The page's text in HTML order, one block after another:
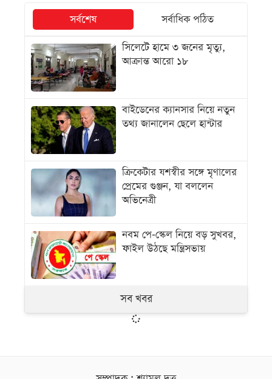
সর্বশেষ
সর্বাধিক পঠিত
সিলেটে হামে ৩ জনের মৃত্যু,
আক্রান্ত আরো ১৮
বাইডেনের ক্যানসার নিয়ে নতুন
তথ্য জানালেন ছেলে হান্টার
ক্রিকেটার যশস্বীর সঙ্গে মৃণালের
প্রেমের গুঞ্জন, যা বললেন
অভিনেত্রী
নবম পে-স্কেল নিয়ে বড় সুখবর,
ফাইল উঠছে মন্ত্রিসভায়
সব খবর